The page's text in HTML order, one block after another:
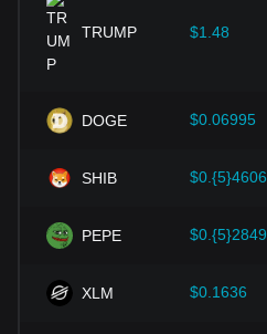
TRUMP $1.48
DOGE $0.06995
SHIB $0.{5}4606
PEPE $0.{5}2849
XLM $0.1636